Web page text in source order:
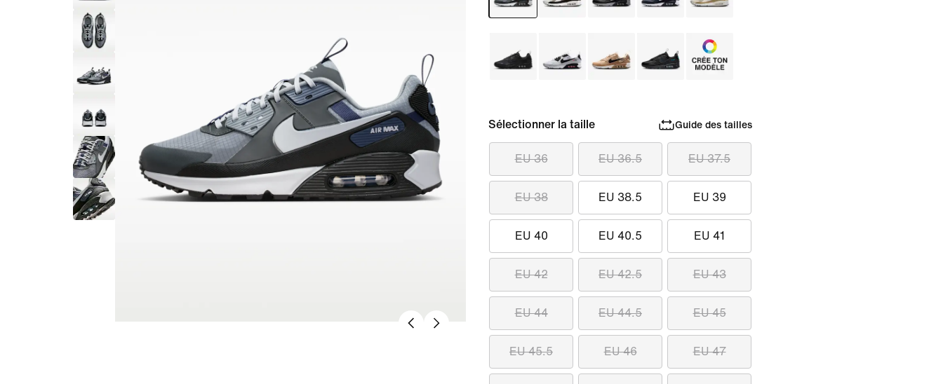
Sélectionner la taille Guide des tailles
EU 36 EU 36.5 EU 37.5
EU 38 EU 38.5 EU 39
EU 40 EU 40.5 EU 41
EU 42 EU 42.5 EU 43
EU 44 EU 44.5 EU 45
EU 45.5 EU 46 EU 47